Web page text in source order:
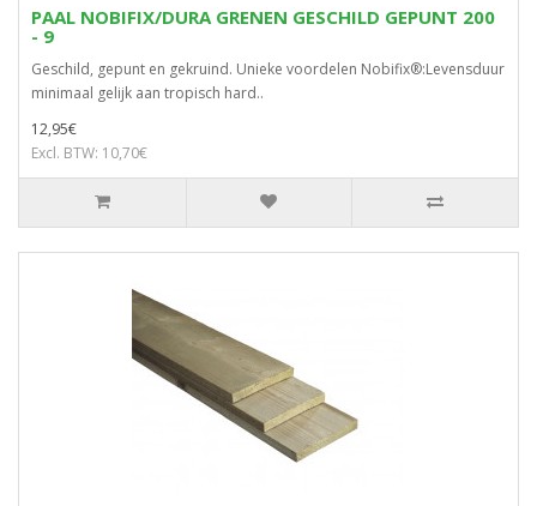
PAAL NOBIFIX/DURA GRENEN GESCHILD GEPUNT 200
- 9
Geschild, gepunt en gekruind. Unieke voordelen Nobifix®:Levensduur
minimaal gelijk aan tropisch hard..
12,95€
Excl. BTW: 10,70€